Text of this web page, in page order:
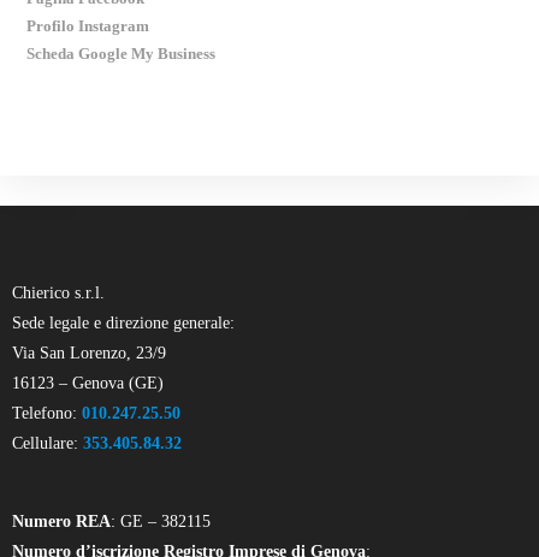
Profilo Instagram
Scheda Google My Business
Chierico s.r.l.
Sede legale e direzione generale:
Via San Lorenzo, 23/9
16123 – Genova (GE)
Telefono: 010.247.25.50
Cellulare: 353.405.84.32
Numero REA: GE – 382115
Numero d’iscrizione Registro Imprese di Genova: